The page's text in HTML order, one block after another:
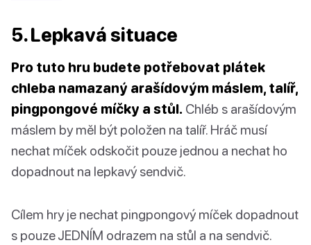
5. Lepkavá situace
Pro tuto hru budete potřebovat plátek
chleba namazaný arašídovým máslem, talíř,
pingpongové míčky a stůl. Chléb s arašídovým
máslem by měl být položen na talíř. Hráč musí
nechat míček odskočit pouze jednou a nechat ho
dopadnout na lepkavý sendvič.
Cílem hry je nechat pingpongový míček dopadnout
s pouze JEDNÍM odrazem na stůl a na sendvič.